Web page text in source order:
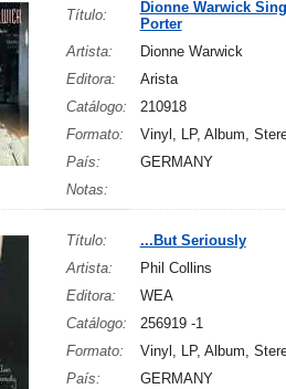
Título:
Dionne Warwick
Porter
Artista:
Dionne Warwick
Editora:
Arista
Catálogo:
210918
Formato:
Vinyl, LP, Album,
País:
GERMANY
Notas:
Título:
...But Seriously
Artista:
Phil Collins
Editora:
WEA
Catálogo:
256919 -1
Formato:
Vinyl, LP, Album,
País:
GERMANY